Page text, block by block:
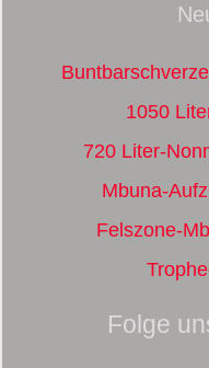
1050
720 Liter-
Mbuna-
Felszone-
Folge